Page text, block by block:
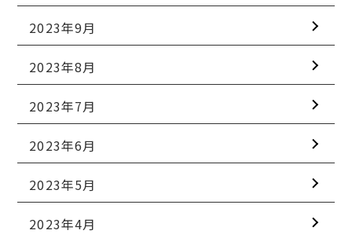
2023年9月
2023年8月
2023年7月
2023年6月
2023年5月
2023年4月